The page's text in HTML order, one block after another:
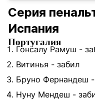
Серия
Испания
Португалия
Гонсалу Рамуш -
Витинья - забил
Бруно Фернандеш -
Нуну Мендеш -